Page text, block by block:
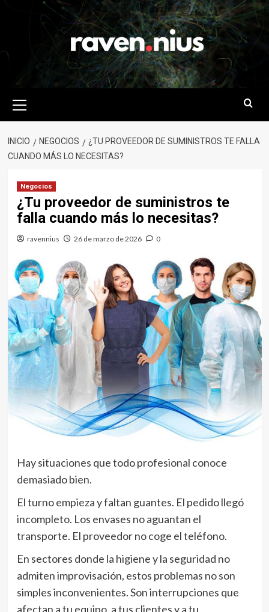
primario
INICIO NEGOCIOS
¿TU PROVEEDOR DE SUMINISTROS TE FALLA
CUANDO MÁS LO NECESITAS?
Negocios
¿Tu proveedor de suministros te
falla cuando más lo necesitas?
ravennius 26 de marzo de 2026 0
Hay situaciones que todo profesional conoce
demasiado bien.
El turno empieza y faltan guantes. El pedido llegó
incompleto. Los envases no aguantan el
transporte. El proveedor no coge el teléfono.
En sectores donde la higiene y la seguridad no
admiten improvisación, estos problemas no son
simples inconvenientes. Son interrupciones que
afectan a tu equipo, a tus clientes y a tu